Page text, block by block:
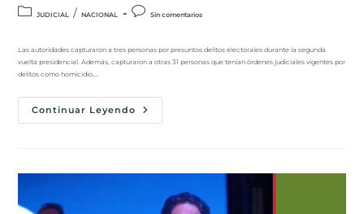
JUDICIAL / NACIONAL Sin comentarios
Las autoridades capturaron a tres personas por presuntos delitos electorales durante la segunda
vuelta presidencial. Además, capturaron a otras 31 personas que tenían órdenes judiciales vigentes por
delitos como homicidio,…
Continuar Leyendo